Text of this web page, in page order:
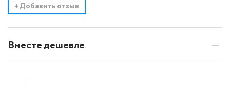
+ Добавить отзыв
Вместе дешевле